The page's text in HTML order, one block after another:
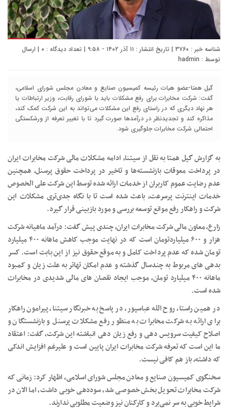
شناسه خبر : ۳۷۶۰ | تاریخ انتشار : ۱۱ آذر ۱۴۰۲ - ۹:۵۸ | تعداد دیدگاه : ۰ | ارسال
توسط : hadmin
گیل همتا-عضو هیات رئیسه کمیسیون صنایع و معادن مجلس شورای اسلامی،
گفت: شرکت مخابرات برای رفع مشکلات باید با شورای رقابت، وزیر ارتباطات یا
هر نهاد دیگری که در راستای رفع این مشکلات می‌تواند به این شرکت کمک کند،
مذاکره کند و تجدیدنظر در درآمدها صورت گیرد تا با تغییر تعرفه از ورشکستگی
احتمالی شرکت مخابرات جلوگیری شود.
به گزارش گیل همتا به نقل از سیتنا، ادامه مشکلات مالی شرکت مخابرات ایران
در پرداخت معوقات بازنشسته‌ها و تاخیر در پرداخت حقوق پرسنل، همچنین
عدم رضایت عموم کاربران از خدمات ارائه شده توسط این شرکت علی الخصوص
خدمات اینترنت پرسرعت، باعث شده است تا با نگاه جدی‌تری مشکلات این
شرکت و راهکار رفع موانع توسعه بررسی و مورد بازبینی قرار گیرد.
زارع، معاون مالی شرکت مخابرات ایران، چندی پیش گفت: درآمد ماهیانه شرکت
هزار و ۶۰۰ میلیاردتومان است که در نهایت موجب کاهش ماهانه ۴۰۰ میلیارد
تومان شده که عدم پرداخت کامل و به موقع حقوق نیز از این بابت است. کسر
بدهی های مربوط به چندسال گذشته و عدم امکان تهاتر به علت زیان و کمبود
ماهانه ۴۰۰ میلیارد تومان، موجب ایجاد نقصان های مالی شدیدی در مخابرات
شده است.
در همین راستا، روح الله عباسپور، در پاسخ به خبرنگار سیتنا، پیرامون راهکار
برای ارائه به شرکت مخابرات به منظور رفع مشکلات پرسنل و بازنشستگان و
اصلاح کیفیت سرویس دهی و رفع زیان دهی انباشته این شرکت، گفت: اعتقاد
ما این است که تعرفه شرکت مخابرات ایران پایین است و علیرغم افزایش اندکی
که داشته، باز هم کافی نیست.
سخنگوی کمیسیون صنایع و معادن مجلس شورای اسلامی، اظهار کرد: زمانی که
شرکت مخابرات تحویل بخش خصوصی شد، سوددهی خوبی داشت، اما الان در
شرایط خوبی به سر نمی‌برد و کارکنان نیز وضعیت مطلوبی ندارند.